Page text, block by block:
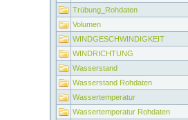
Trübung_Rohdaten
Volumen
WINDGESCHWINDIGKEIT
WINDRICHTUNG
Wasserstand
Wasserstand Rohdaten
Wassertemperatur
Wassertemperatur Rohdaten